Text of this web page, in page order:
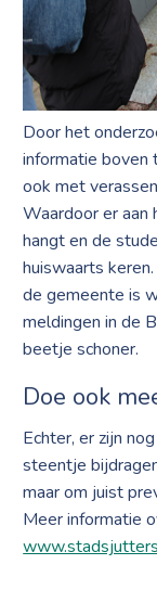
Door het
informatie boven
ook met
Waardoor er aan
hangt en de
huiswaarts
de gemeente is
meldingen in de
beetje schoner.
Doe ook
Echter, er zijn
steentje
maar om juist
Meer informatie